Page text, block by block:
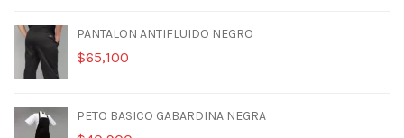
PANTALON ANTIFLUIDO NEGRO
$65,100
PETO BASICO GABARDINA NEGRA